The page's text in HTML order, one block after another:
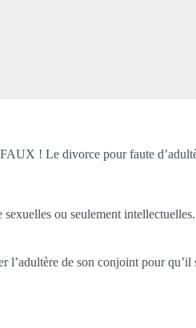
! Le divorce pour faute
ou seulement
de son conjoint pour qu’il